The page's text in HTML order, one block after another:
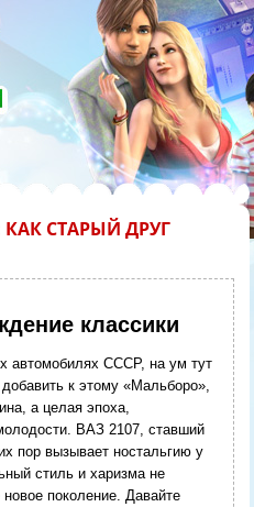
СТАРЫЙ ДРУГ
классики
автомобилях СССР, на ум тут
к этому «Мальборо»,
а целая эпоха,
ВАЗ 2107, ставший
пор вызывает ностальгию у
стиль и харизма не
поколение. Давайте